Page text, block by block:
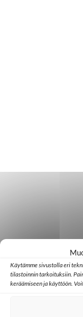
Käytämme sivustolla eri
tilastoinnin tarkoituksiin.
keräämiseen ja käyttöön.